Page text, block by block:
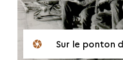
Sur le ponton de